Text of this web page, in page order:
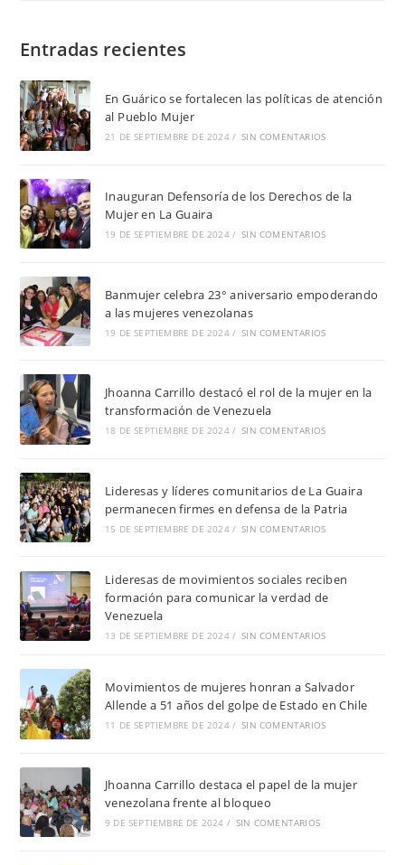
Entradas recientes
En Guárico se fortalecen las políticas de atención
al Pueblo Mujer
21 DE SEPTIEMBRE DE 2024 / SIN COMENTARIOS
Inauguran Defensoría de los Derechos de la
Mujer en La Guaira
19 DE SEPTIEMBRE DE 2024 / SIN COMENTARIOS
Banmujer celebra 23° aniversario empoderando
a las mujeres venezolanas
19 DE SEPTIEMBRE DE 2024 / SIN COMENTARIOS
Jhoanna Carrillo destacó el rol de la mujer en la
transformación de Venezuela
18 DE SEPTIEMBRE DE 2024 / SIN COMENTARIOS
Lideresas y líderes comunitarios de La Guaira
permanecen firmes en defensa de la Patria
15 DE SEPTIEMBRE DE 2024 / SIN COMENTARIOS
Lideresas de movimientos sociales reciben
formación para comunicar la verdad de
Venezuela
13 DE SEPTIEMBRE DE 2024 / SIN COMENTARIOS
Movimientos de mujeres honran a Salvador
Allende a 51 años del golpe de Estado en Chile
11 DE SEPTIEMBRE DE 2024 / SIN COMENTARIOS
Jhoanna Carrillo destaca el papel de la mujer
venezolana frente al bloqueo
9 DE SEPTIEMBRE DE 2024 / SIN COMENTARIOS